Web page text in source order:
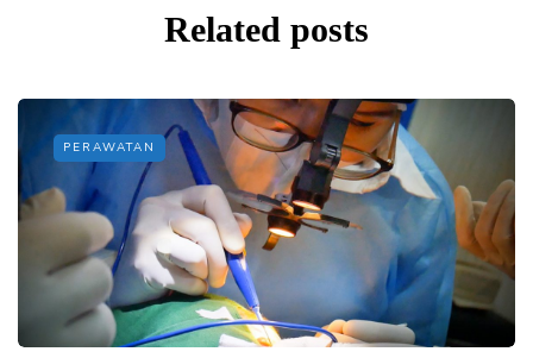
Related posts
PERAWATAN